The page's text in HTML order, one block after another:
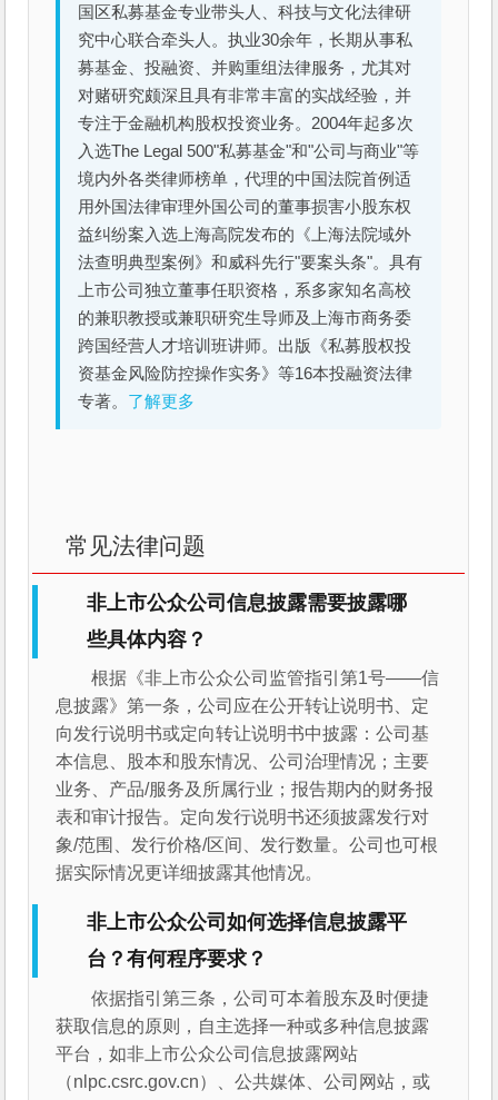
国区私募基金专业带头人、科技与文化法律研
究中心联合牵头人。执业30余年，长期从事私
募基金、投融资、并购重组法律服务，尤其对
对赌研究颇深且具有非常丰富的实战经验，并
专注于金融机构股权投资业务。2004年起多次
入选The Legal 500"私募基金"和"公司与商业"等
境内外各类律师榜单，代理的中国法院首例适
用外国法律审理外国公司的董事损害小股东权
益纠纷案入选上海高院发布的《上海法院域外
法查明典型案例》和威科先行"要案头条"。具有
上市公司独立董事任职资格，系多家知名高校
的兼职教授或兼职研究生导师及上海市商务委
跨国经营人才培训班讲师。出版《私募股权投
资基金风险防控操作实务》等16本投融资法律
专著。 了解更多
常见法律问题
非上市公众公司信息披露需要披露哪
些具体内容？
根据《非上市公众公司监管指引第1号——信
息披露》第一条，公司应在公开转让说明书、定
向发行说明书或定向转让说明书中披露：公司基
本信息、股本和股东情况、公司治理情况；主要
业务、产品/服务及所属行业；报告期内的财务报
表和审计报告。定向发行说明书还须披露发行对
象/范围、发行价格/区间、发行数量。公司也可根
据实际情况更详细披露其他情况。
非上市公众公司如何选择信息披露平
台？有何程序要求？
依据指引第三条，公司可本着股东及时便捷
获取信息的原则，自主选择一种或多种信息披露
平台，如非上市公众公司信息披露网站
（nlpc.csrc.gov.cn）、公共媒体、公司网站，或